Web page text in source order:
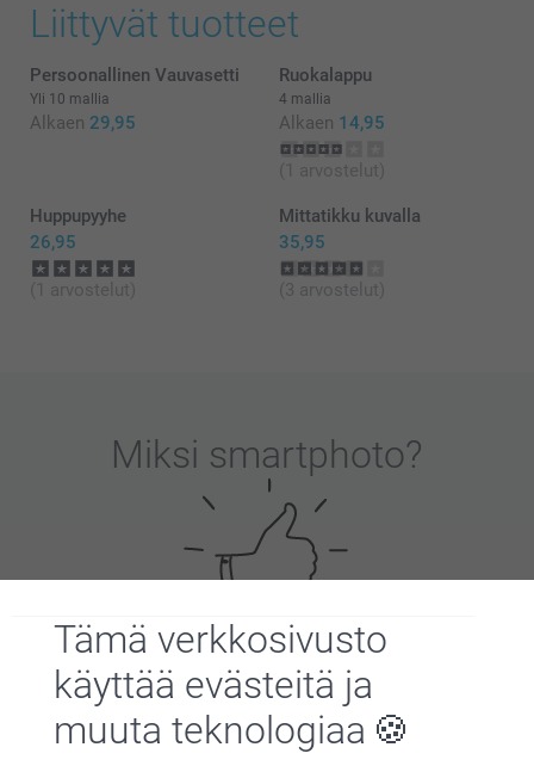
Tämä verkkosivusto
käyttää evästeitä ja
muuta teknologiaa
Liittyvät tuotteet
Persoonallinen Vauvasetti
Yli 10 mallia
Alkaen 29,95
Ruokalappu
4 mallia
Alkaen 14,95
(1 arvostelut)
Huppupyyhe
26,95
(1 arvostelut)
Mittatikku kuvalla
35,95
(3 arvostelut)
Miksi smartphoto?
Tyytyväisyystakuu